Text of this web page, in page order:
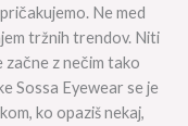
Ne med
tržnih trendov. Niti
začne z nečim tako
Sossa Eyewear se je
ko opaziš nekaj,